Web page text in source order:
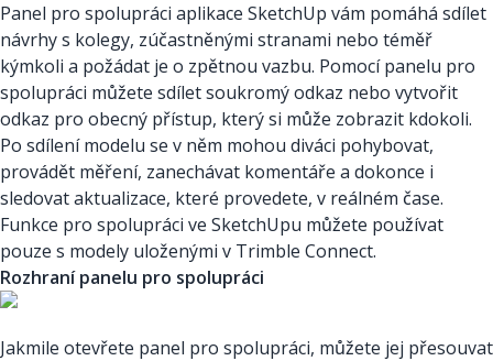
Panel pro spolupráci aplikace SketchUp vám pomáhá sdílet
návrhy s kolegy, zúčastněnými stranami nebo téměř
kýmkoli a požádat je o zpětnou vazbu. Pomocí panelu pro
spolupráci můžete sdílet soukromý odkaz nebo vytvořit
odkaz pro obecný přístup, který si může zobrazit kdokoli.
Po sdílení modelu se v něm mohou diváci pohybovat,
provádět měření, zanechávat komentáře a dokonce i
sledovat aktualizace, které provedete, v reálném čase.
Funkce pro spolupráci ve SketchUpu můžete používat
pouze s modely uloženými v Trimble Connect.
Rozhraní panelu pro spolupráci
Jakmile otevřete panel pro spolupráci, můžete jej přesouvat